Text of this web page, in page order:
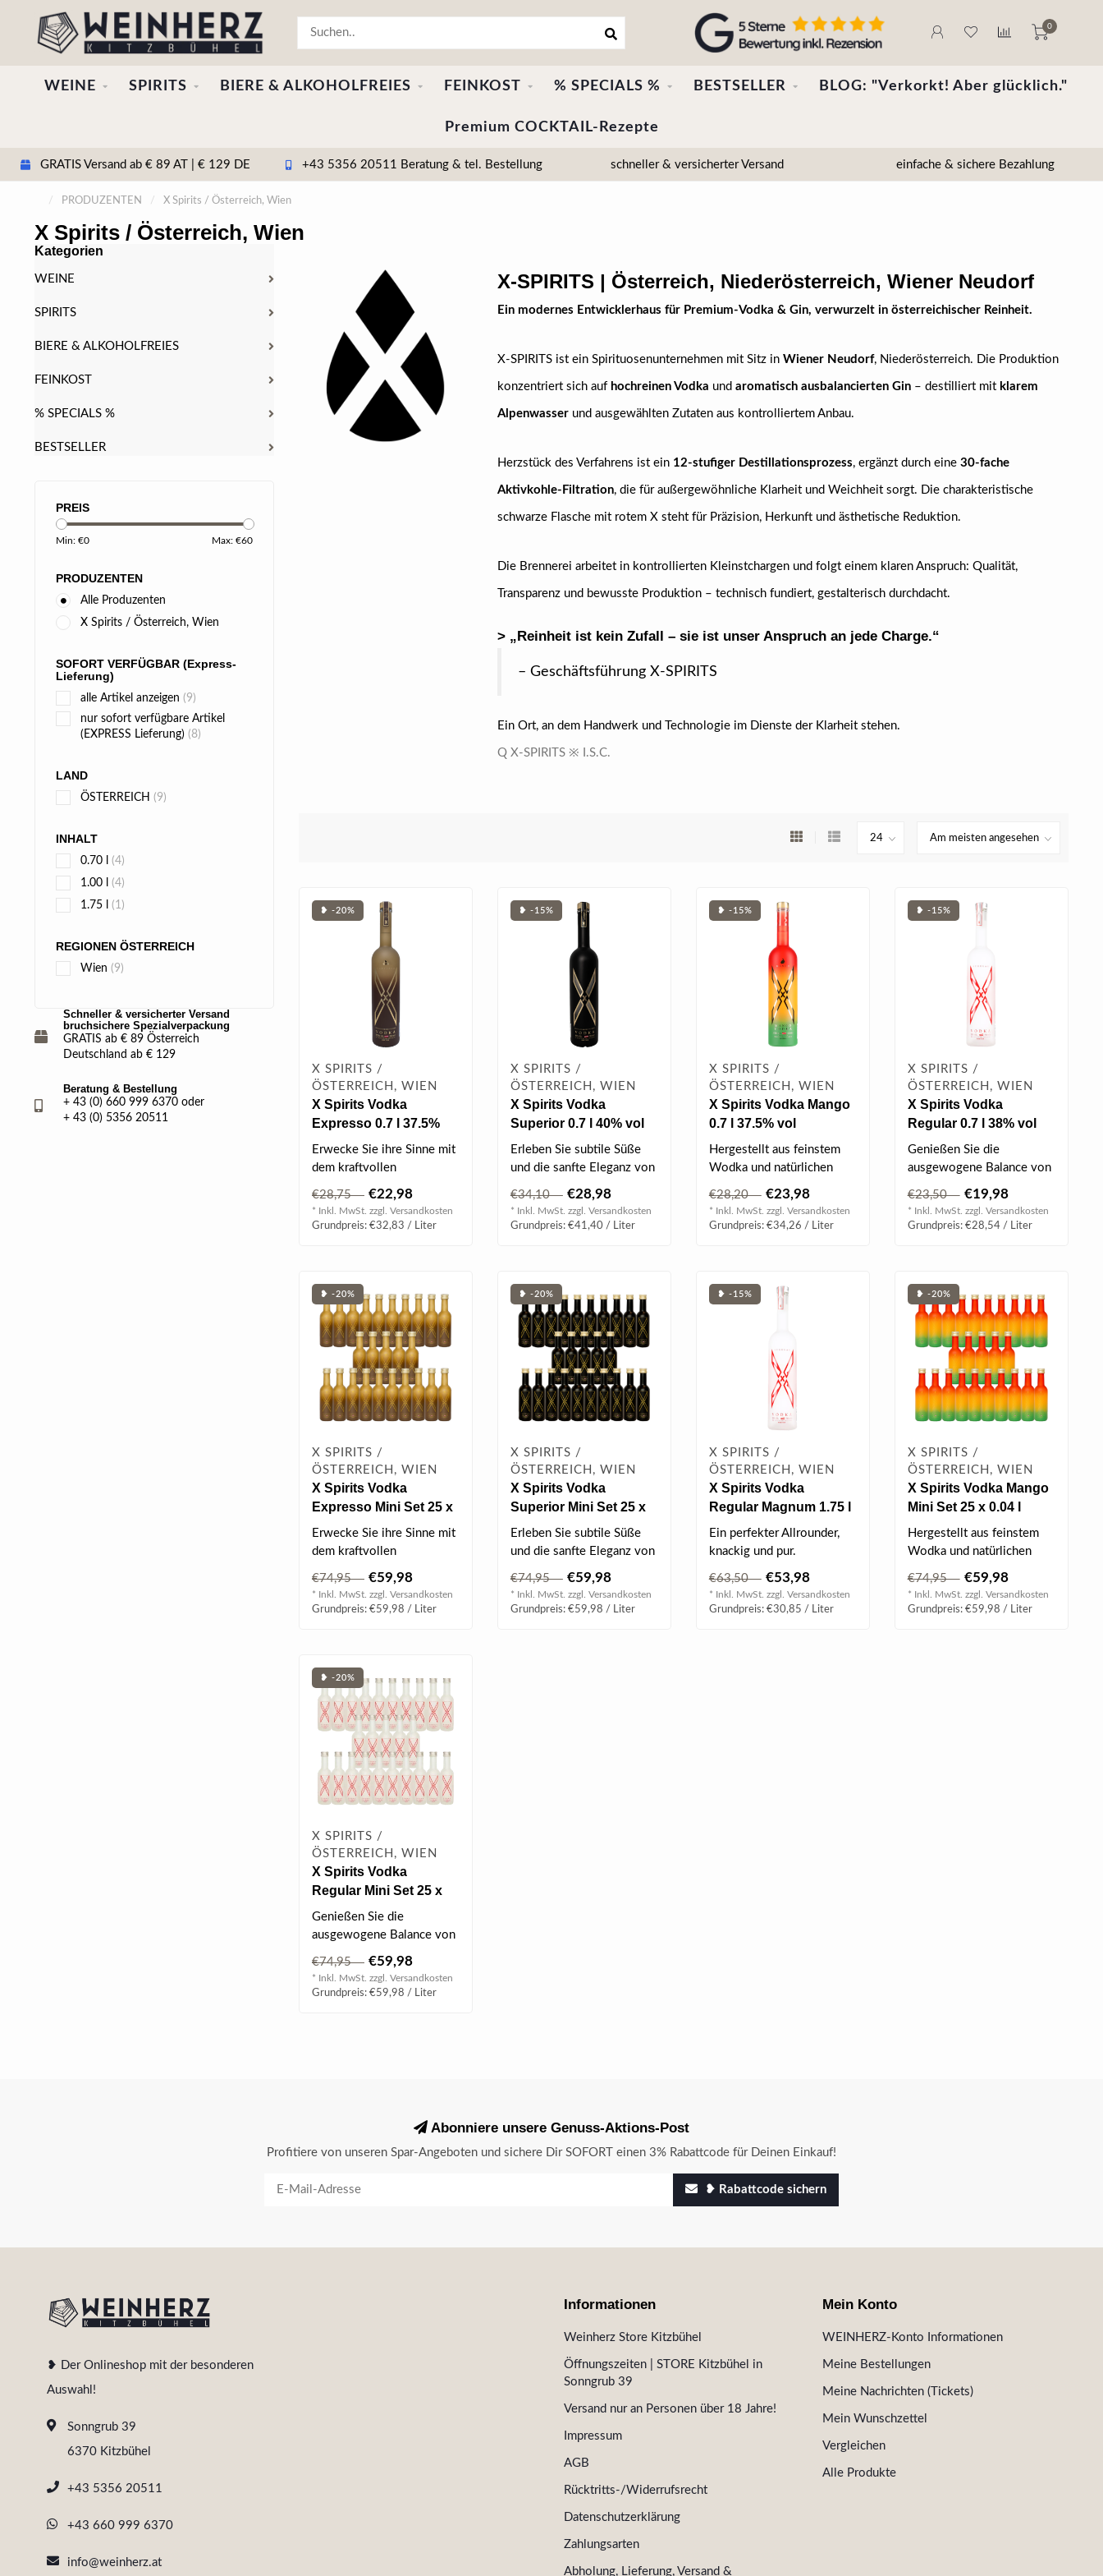
0
WEINE SPIRITS BIERE & ALKOHOLFREIES FEINKOST % SPECIALS % BESTSELLER BLOG: "Verkorkt! Aber glücklich."
Premium COCKTAIL-Rezepte
GRATIS Versand ab € 89 AT | € 129 DE +43 5356 20511 Beratung & tel. Bestellung schneller & versicherter Versand einfache & sichere Bezahlung
/ PRODUZENTEN / X Spirits / Österreich, Wien
X Spirits / Österreich, Wien
PREIS
Min: €0 Max: €60
PRODUZENTEN
Alle Produzenten
X Spirits / Österreich, Wien
SOFORT VERFÜGBAR (Express-
Lieferung)
alle Artikel anzeigen (9)
nur sofort verfügbare Artikel
(EXPRESS Lieferung) (8)
LAND
ÖSTERREICH (9)
INHALT
0.70 l (4)
1.00 l (4)
1.75 l (1)
REGIONEN ÖSTERREICH
Wien (9)
Kategorien
WEINE
SPIRITS
BIERE & ALKOHOLFREIES
FEINKOST
% SPECIALS %
BESTSELLER
Schneller & versicherter Versand
bruchsichere Spezialverpackung
GRATIS ab € 89 Österreich
Deutschland ab € 129
Beratung & Bestellung
+ 43 (0) 660 999 6370 oder
+ 43 (0) 5356 20511
X-SPIRITS | Österreich, Niederösterreich, Wiener Neudorf
Ein modernes Entwicklerhaus für Premium-Vodka & Gin, verwurzelt in österreichischer Reinheit.
X‑SPIRITS ist ein Spirituosenunternehmen mit Sitz in Wiener Neudorf, Niederösterreich. Die Produktion
konzentriert sich auf hochreinen Vodka und aromatisch ausbalancierten Gin– destilliert mit klarem
Alpenwasserund ausgewählten Zutaten aus kontrolliertem Anbau.
Herzstück des Verfahrens ist ein 12-stufiger Destillationsprozess, ergänzt durch eine 30-fache
Aktivkohle-Filtration, die für außergewöhnliche Klarheit und Weichheit sorgt. Die charakteristische
schwarze Flasche mit rotem X steht für Präzision, Herkunft und ästhetische Reduktion.
Die Brennerei arbeitet in kontrollierten Kleinstchargen und folgt einem klaren Anspruch: Qualität,
Transparenz und bewusste Produktion – technisch fundiert, gestalterisch durchdacht.
> „Reinheit ist kein Zufall – sie ist unser Anspruch an jede Charge.“
– Geschäftsführung X‑SPIRITS
Ein Ort, an dem Handwerk und Technologie im Dienste der Klarheit stehen.
Q X‑SPIRITS ※ I.S.C.
❥ -20%
X SPIRITS /
ÖSTERREICH, WIEN
X Spirits Vodka
Expresso 0.7 l 37.5%
vol
Erwecke Sie ihre Sinne mit
dem kraftvollen
feinstem Wodka und ..
€28,75 €22,98
* Inkl. MwSt. zzgl. Versandkosten
Grundpreis: €32,83 / Liter
❥ -15%
X SPIRITS /
ÖSTERREICH, WIEN
X Spirits Vodka
Superior 0.7 l 40% vol
Erleben Sie subtile Süße
und die sanfte Eleganz von
€34,10 €28,98
* Inkl. MwSt. zzgl. Versandkosten
Grundpreis: €41,40 / Liter
❥ -15%
X SPIRITS /
ÖSTERREICH, WIEN
X Spirits Vodka Mango
0.7 l 37.5% vol
Hergestellt aus feinstem
Wodka und natürlichen
Spirit..
€28,20 €23,98
* Inkl. MwSt. zzgl. Versandkosten
Grundpreis: €34,26 / Liter
❥ -15%
X SPIRITS /
ÖSTERREICH, WIEN
X Spirits Vodka
Regular 0.7 l 38% vol
Genießen Sie die
ausgewogene Balance von
durch sei..
€23,50 €19,98
* Inkl. MwSt. zzgl. Versandkosten
Grundpreis: €28,54 / Liter
❥ -20%
X SPIRITS /
ÖSTERREICH, WIEN
X Spirits Vodka
Expresso Mini Set 25 x
0.04 l 37.5% vol
Erwecke Sie ihre Sinne mit
dem kraftvollen
feinstem Wodka und ..
€74,95 €59,98
* Inkl. MwSt. zzgl. Versandkosten
Grundpreis: €59,98 / Liter
❥ -20%
X SPIRITS /
ÖSTERREICH, WIEN
X Spirits Vodka
Superior Mini Set 25 x
0.04 l 40% vol
Erleben Sie subtile Süße
und die sanfte Eleganz von
€74,95 €59,98
* Inkl. MwSt. zzgl. Versandkosten
Grundpreis: €59,98 / Liter
❥ -15%
X SPIRITS /
ÖSTERREICH, WIEN
X Spirits Vodka
Regular Magnum 1.75 l
38% vol
Ein perfekter Allrounder,
knackig und pur.
€63,50 €53,98
* Inkl. MwSt. zzgl. Versandkosten
Grundpreis: €30,85 / Liter
❥ -20%
X SPIRITS /
ÖSTERREICH, WIEN
X Spirits Vodka Mango
Mini Set 25 x 0.04 l
37.5% vol
Hergestellt aus feinstem
Wodka und natürlichen
Spirit..
€74,95 €59,98
* Inkl. MwSt. zzgl. Versandkosten
Grundpreis: €59,98 / Liter
❥ -20%
X SPIRITS /
ÖSTERREICH, WIEN
X Spirits Vodka
Regular Mini Set 25 x
0.04 l 38% vol
Genießen Sie die
ausgewogene Balance von
durch sei..
€74,95 €59,98
* Inkl. MwSt. zzgl. Versandkosten
Grundpreis: €59,98 / Liter
Abonniere unsere Genuss-Aktions-Post
Profitiere von unseren Spar-Angeboten und sichere Dir SOFORT einen 3% Rabattcode für Deinen Einkauf!
❥ Rabattcode sichern
❥ Der Onlineshop mit der besonderen
Auswahl!
Sonngrub 39
6370 Kitzbühel
+43 5356 20511
+43 660 999 6370
info@weinherz.at
Informationen
Weinherz Store Kitzbühel
Öffnungszeiten | STORE Kitzbühel in
Sonngrub 39
Versand nur an Personen über 18 Jahre!
Impressum
AGB
Rücktritts-/Widerrufsrecht
Datenschutzerklärung
Zahlungsarten
Abholung, Lieferung, Versand &
Mein Konto
WEINHERZ-Konto Informationen
Meine Bestellungen
Meine Nachrichten (Tickets)
Mein Wunschzettel
Vergleichen
Alle Produkte